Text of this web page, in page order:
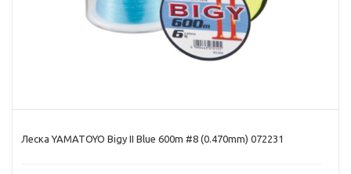
Леска YAMATOYO Bigy II Blue 600m #8 (0.470mm) 072231